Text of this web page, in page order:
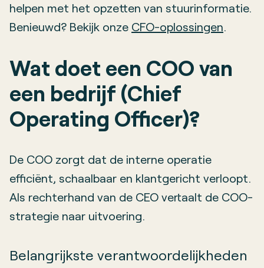
helpen met het opzetten van stuurinformatie.
Benieuwd? Bekijk onze CFO-oplossingen.
Wat doet een COO van
een bedrijf (Chief
Operating Officer)?
De COO zorgt dat de interne operatie
efficiënt, schaalbaar en klantgericht verloopt.
Als rechterhand van de CEO vertaalt de COO-
strategie naar uitvoering.
Belangrijkste verantwoordelijkheden